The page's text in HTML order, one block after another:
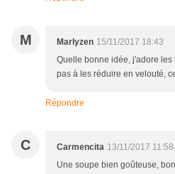
M Marlyzen 15/11/2017 18:43
Quelle bonne idée, j'adore
pas à les réduire en velouté,
Répondre
C Carmencita 13/11/2017 11:58
Une soupe bien goûteuse,